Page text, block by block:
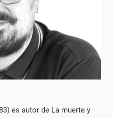
es autor de La muerte y